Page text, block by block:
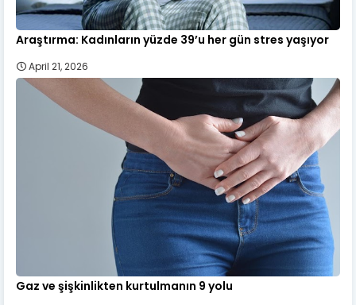
Araştırma: Kadınların yüzde 39’u her gün stres yaşıyor
April 21, 2026
Gaz ve şişkinlikten kurtulmanın 9 yolu